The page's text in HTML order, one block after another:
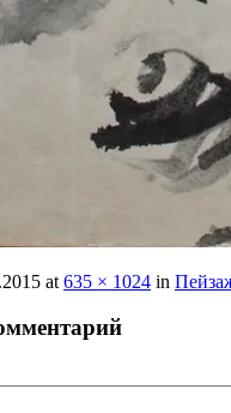
at 635 × 1024 in